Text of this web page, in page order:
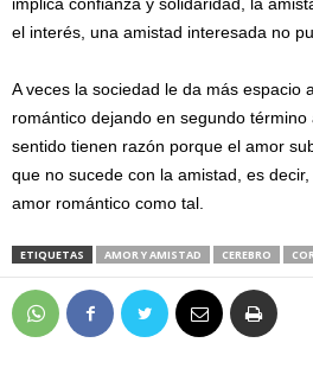
el interés, una amistad interesada no
A veces la sociedad le da más espacio
romántico dejando en segundo
sentido tienen razón porque el amor
que no sucede con la amistad, es
amor romántico como tal.
ETIQUETAS AMOR Y AMISTAD CEREBRO